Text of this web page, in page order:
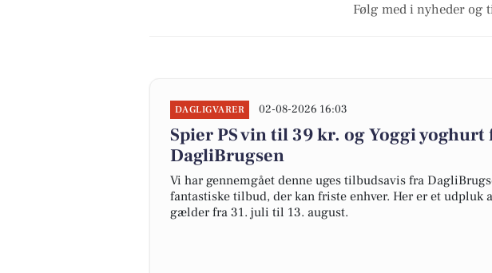
Følg med i nyheder
DAGLIGVARER 02-08-2026 16:03
Spier PS vin til 39 kr. og Yoggi
DagliBrugsen
Vi har gennemgået denne uges tilbudsavis fra
fantastiske tilbud, der kan friste enhver. Her er et udpluk
gælder fra 31. juli til 13. august.